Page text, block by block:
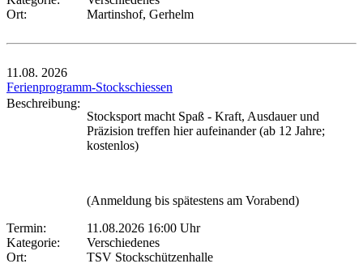
Ort:
Martinshof, Gerhelm
11.08. 2026
Ferienprogramm-Stockschiessen
Beschreibung:
Stocksport macht Spaß - Kraft, Ausdauer und
Präzision treffen hier aufeinander (ab 12 Jahre;
kostenlos)
(Anmeldung bis spätestens am Vorabend)
Termin:
11.08.2026 16:00 Uhr
Kategorie:
Verschiedenes
Ort:
TSV Stockschützenhalle